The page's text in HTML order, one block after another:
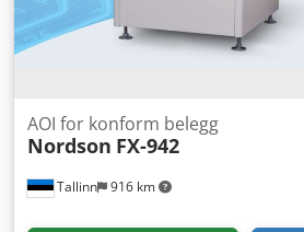
Tallinn 916 km
AOI for konform belegg
Nordson FX-942